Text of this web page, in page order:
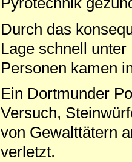
Durch das
Lage schnell
Personen kamen
Ein Dortmunder
Versuch,
von Gewalttätern
verletzt.